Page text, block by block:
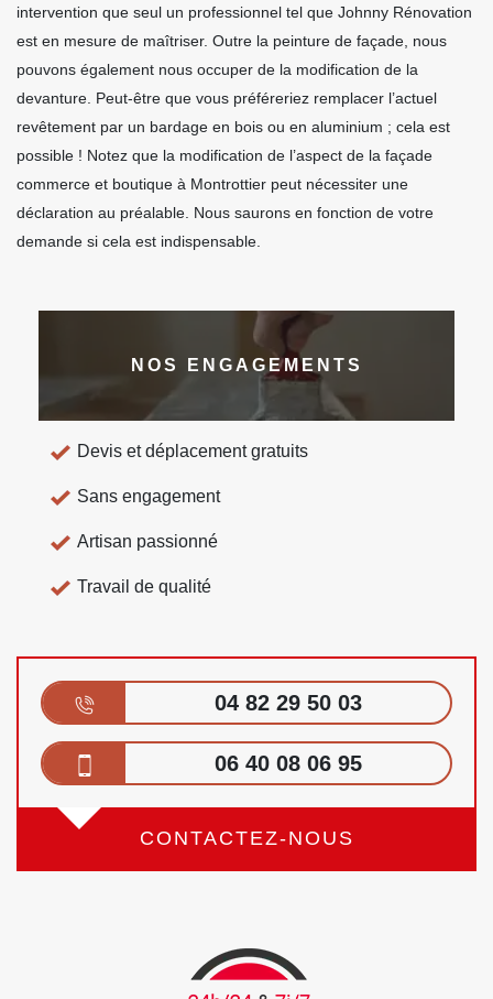
intervention que seul un professionnel tel que Johnny Rénovation
est en mesure de maîtriser. Outre la peinture de façade, nous
pouvons également nous occuper de la modification de la
devanture. Peut-être que vous préféreriez remplacer l’actuel
revêtement par un bardage en bois ou en aluminium ; cela est
possible ! Notez que la modification de l’aspect de la façade
commerce et boutique à Montrottier peut nécessiter une
déclaration au préalable. Nous saurons en fonction de votre
demande si cela est indispensable.
NOS ENGAGEMENTS
Devis et déplacement gratuits
Sans engagement
Artisan passionné
Travail de qualité
04 82 29 50 03
06 40 08 06 95
CONTACTEZ-NOUS